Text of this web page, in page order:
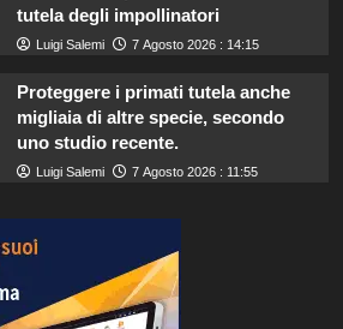
tutela degli impollinatori
Luigi Salemi 7 Agosto 2026 : 14:15
Proteggere i primati tutela anche
migliaia di altre specie, secondo
uno studio recente.
Luigi Salemi 7 Agosto 2026 : 11:55